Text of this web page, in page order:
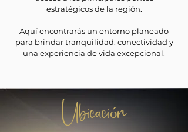
estratégicos de la región.
Aquí encontrarás un entorno planeado
para brindar tranquilidad, conectividad y
una experiencia de vida excepcional.
Ubicación